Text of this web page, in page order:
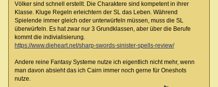
Völker sind schnell erstellt. Die Charaktere sind kompetent in ihrer
Klasse. Kluge Regeln erleichtern der SL das Leben. Während
Spielende immer gleich oder unterwürfeln müssen, muss die SL
überwürfeln. Es hat zwar nur 3 Grundklassen, aber über die Berufe
kommt die indivialisierung.
https://www.dieheart.net/sharp-swords-sinister-spells-review/
Andere reine Fantasy Systeme nutze ich eigentlich nicht mehr, wenn
man davon absieht das ich Cairn immer noch gerne für Oneshots
nutze.